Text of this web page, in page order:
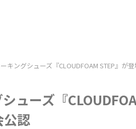
キングシューズ『CLOUDFOAM STEP』が
ューズ『
公認